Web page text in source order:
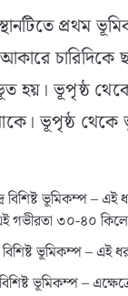
প্রথম
চারিদিকে
ভূপৃষ্ঠ থেকে
ভূপৃষ্ঠ
বিশিষ্ট ভূমিকম্প – এই
গভীরতা ৩০-৪০
বিশিষ্ট ভূমিকম্প –
ভূমিকম্প –